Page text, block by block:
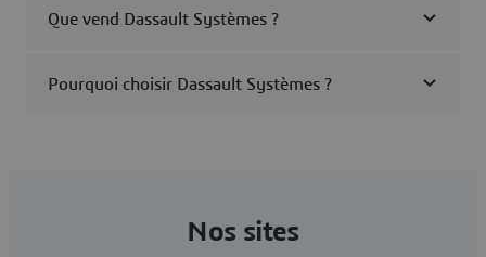
Que vend Dassault Systèmes ?
Pourquoi choisir Dassault Systèmes ?
Nos sites